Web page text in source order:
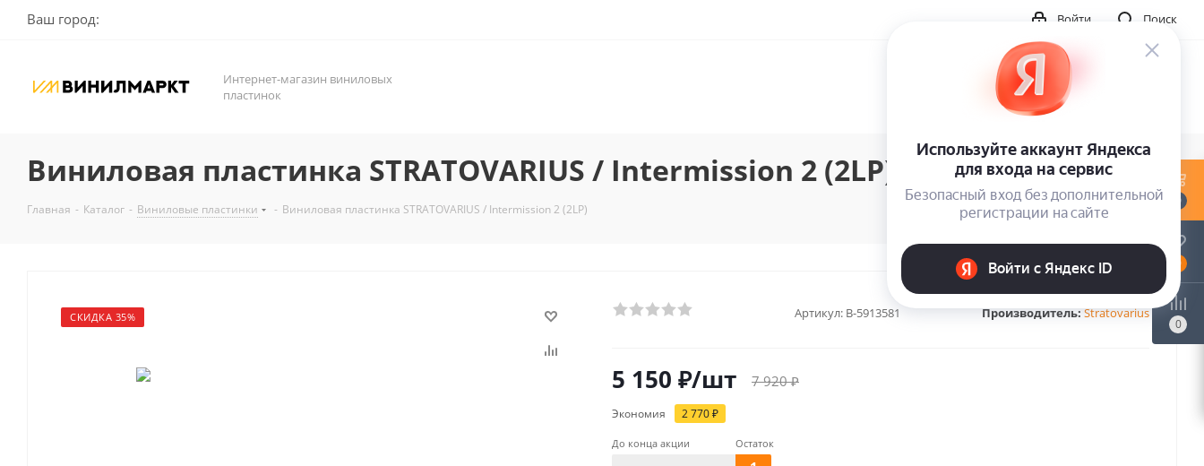
Ваш город: Поиск
Войти
Интернет-магазин виниловых
пластинок
Виниловая пластинка STRATOVARIUS / Intermission 2 (2LP)
Главная - Каталог - Виниловые пластинки - Виниловая пластинка STRATOVARIUS / Intermission 2 (2LP)
СКИДКА 35% Артикул: B-5913581 Производитель:Stratovarius
5 150 ₽/шт 7 920₽
Экономия 2 770₽
До конца акции Остаток
0
0
0